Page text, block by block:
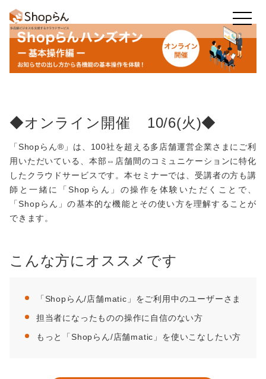
回答・アンケート
かんたん集計 既読率・実施率 業務アプリ
フレッシュマニュアル
他の機能も
◆オンライン開催 10/6(火)◆
「Shopらん®」は、100社を超える多店舗運営企業さまにご利
用いただいている、本部⇔店舗間のコミュニケーションに特化
したクラウドサービスです。本セミナーでは、受講者の方も講
師と一緒に「Shopらん」の操作を体験いただくことで、
「Shopらん」の基本的な機能とその使い方を理解することが
できます。
こんな方にオススメです
「Shopらん/店舗matic」をご利用中のユーザーさま
担当者になったものの操作に自信のない方
もっと「Shopらん/店舗matic」を使いこなしたい方